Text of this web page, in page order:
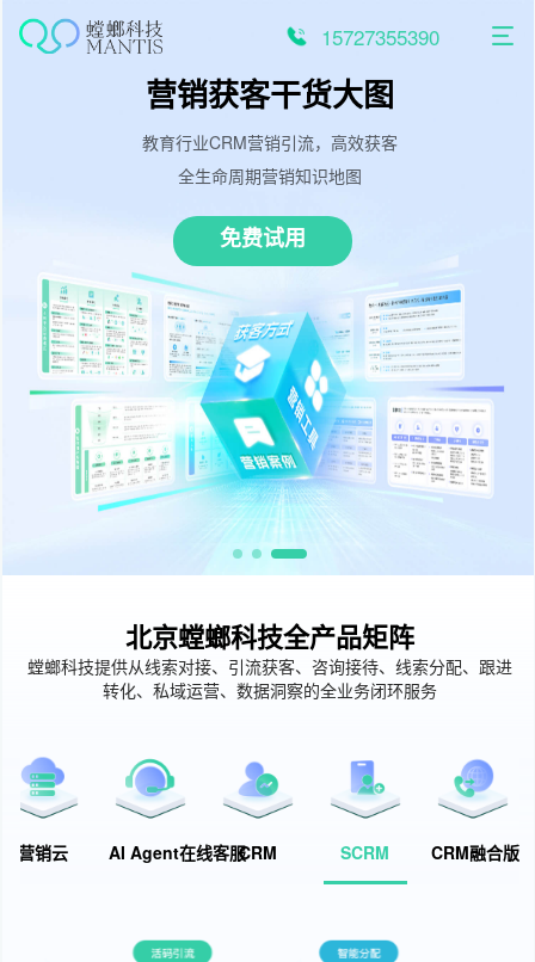
15727355390
营销获客干货大图
教育行业CRM营销引流，高效获客
全生命周期营销知识地图
免费试用
北京螳螂科技全产品矩阵
螳螂科技提供从线索对接、引流获客、咨询接待、线索分配、跟进
转化、私域运营、数据洞察的全业务闭环服务
营销云 AI Agent在线客服CRM SCRM CRM融合版